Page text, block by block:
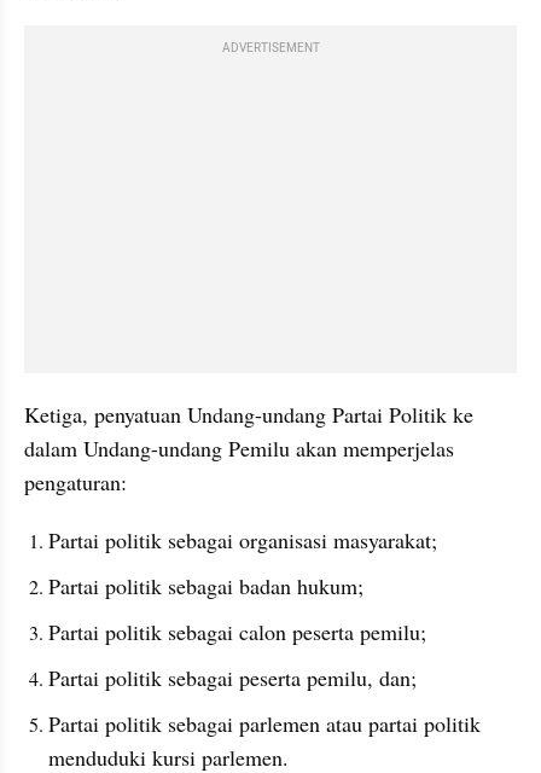
ADVERTISEMENT
Ketiga, penyatuan Undang-undang Partai Politik ke
dalam Undang-undang Pemilu akan memperjelas
pengaturan:
Partai politik sebagai organisasi masyarakat;
Partai politik sebagai badan hukum;
Partai politik sebagai calon peserta pemilu;
Partai politik sebagai peserta pemilu, dan;
Partai politik sebagai parlemen atau partai politik
menduduki kursi parlemen.